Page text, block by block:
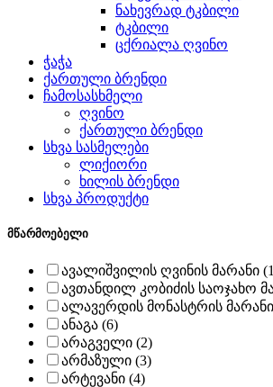
ნახევრად ტკბილი
ტკბილი
ცქრიალა ღვინო
ჭაჭა
ქართული ბრენდი
ჩამოსასხმელი
ღვინო
ქართული ბრენდი
სხვა სასმელები
ლიქიორი
ხილის ბრენდი
სხვა პროდუქტი
მწარმოებელი
ავალიშვილის ღვინის მარანი
ავთანდილ კობიძის საოჯახო
ალავერდის მონასტრის
ანაგა (6)
არაგველი (2)
არმაზული (3)
არტევანი (4)